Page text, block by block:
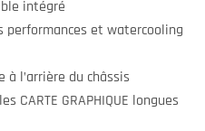
intégré
et watercooling
l’arrière du châssis
CARTE GRAPHIQUE longues